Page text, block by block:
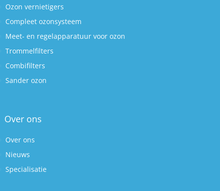
Ozon vernietigers
Compleet ozonsysteem
Meet- en regelapparatuur voor ozon
Trommelfilters
Combifilters
Sander ozon
Over ons
Over ons
Nieuws
Specialisatie